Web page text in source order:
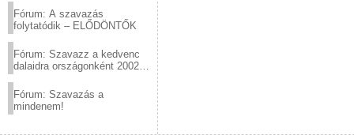
Fórum: A szavazás
folytatódik – ELŐDÖNTŐK
Fórum: Szavazz a kedvenc
dalaidra országonként 2002
Fórum: Szavazás a
mindenem!